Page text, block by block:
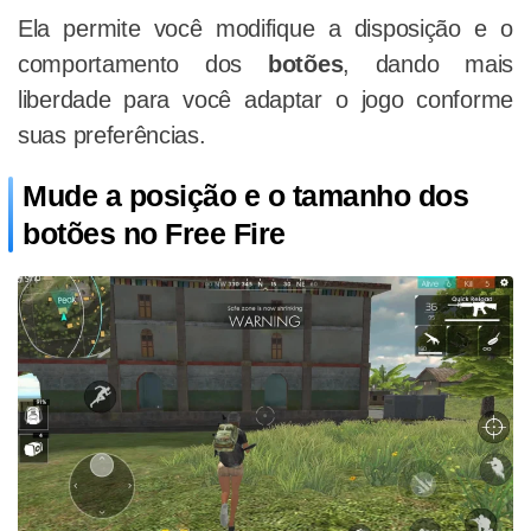
Ela permite você modifique a disposição e o
comportamento dos
botões, dando mais
liberdade para você adaptar o jogo conforme
suas preferências.
Mude a posição e o tamanho dos
botões no Free Fire